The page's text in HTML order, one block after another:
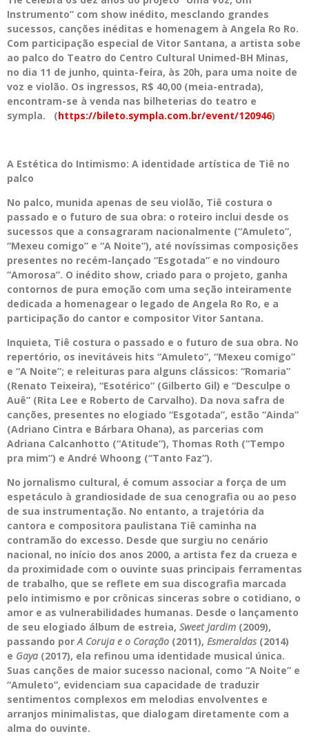
Instrumento” com show inédito, mesclando grandes
sucessos, canções inéditas e homenagem à Angela Ro Ro.
Com participação especial de Vitor Santana, a artista sobe
ao palco do Teatro do Centro Cultural Unimed-BH Minas,
no dia 11 de junho, quinta-feira, às 20h, para uma noite de
voz e violão. Os ingressos, R$ 40,00 (meia-entrada),
encontram-se à venda nas bilheterias do teatro e
sympla. (https://bileto.sympla.com.br/event/120946)
A Estética do Intimismo: A identidade artística de Tiê no
palco
No palco, munida apenas de seu violão, Tiê costura o
passado e o futuro de sua obra: o roteiro inclui desde os
sucessos que a consagraram nacionalmente (“Amuleto”,
“Mexeu comigo” e “A Noite”), até novíssimas composições
presentes no recém-lançado “Esgotada” e no vindouro
“Amorosa”. O inédito show, criado para o projeto, ganha
contornos de pura emoção com uma seção inteiramente
dedicada a homenagear o legado de Angela Ro Ro, e a
participação do cantor e compositor Vitor Santana.
Inquieta, Tiê costura o passado e o futuro de sua obra. No
repertório, os inevitáveis hits “Amuleto”, “Mexeu comigo”
e “A Noite”; e releituras para alguns clássicos: “Romaria”
(Renato Teixeira), “Esotérico” (Gilberto Gil) e “Desculpe o
Auê” (Rita Lee e Roberto de Carvalho). Da nova safra de
canções, presentes no elogiado “Esgotada”, estão “Ainda”
(Adriano Cintra e Bárbara Ohana), as parcerias com
Adriana Calcanhotto (“Atitude”), Thomas Roth (“Tempo
pra mim”) e André Whoong (“Tanto Faz”).
No jornalismo cultural, é comum associar a força de um
espetáculo à grandiosidade de sua cenografia ou ao peso
de sua instrumentação. No entanto, a trajetória da
cantora e compositora paulistana Tiê caminha na
contramão do excesso. Desde que surgiu no cenário
nacional, no início dos anos 2000, a artista fez da crueza e
da proximidade com o ouvinte suas principais ferramentas
de trabalho, que se reflete em sua discografia marcada
pelo intimismo e por crônicas sinceras sobre o cotidiano, o
amor e as vulnerabilidades humanas. Desde o lançamento
de seu elogiado álbum de estreia, Sweet Jardim (2009),
passando porA Coruja e o Coração (2011), Esmeraldas(2014)
e Gaya (2017), ela refinou uma identidade musical única.
Suas canções de maior sucesso nacional, como “A Noite” e
“Amuleto”, evidenciam sua capacidade de traduzir
sentimentos complexos em melodias envolventes e
arranjos minimalistas, que dialogam diretamente com a
alma do ouvinte.